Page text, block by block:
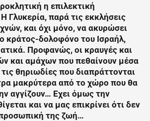
η επιλεκτική
Η Γλυκερία, παρά τις εκκλήσεις
και όχι μόνο, να ακυρώσει
κράτος-δολοφόνο του Ισραήλ,
Προφανώς, οι κραυγές και
και αμάχων που πεθαίνουν μέσα
θηριωδίες που διαπράττονται
μακρύτερα από το χώρο που θα
αγγίζουν… Εχει όμως την
και να μας επικρίνει ότι δεν
της ζωή…